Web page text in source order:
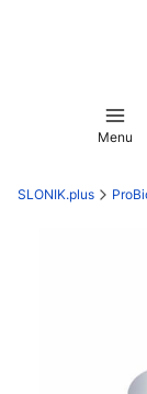
Menu
SLONIK.plus